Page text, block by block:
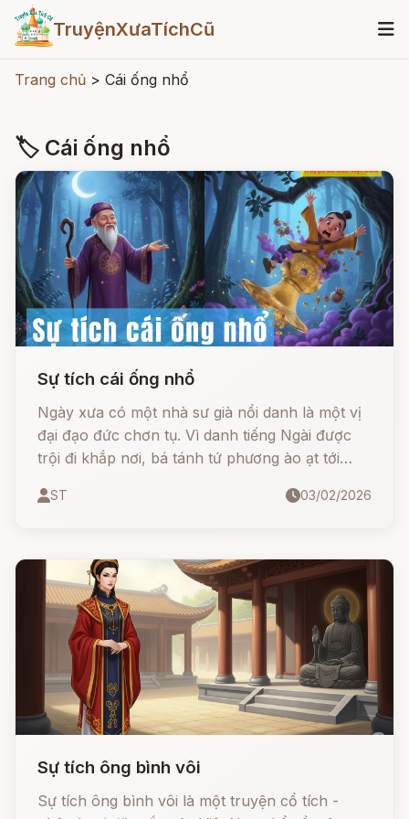
TruyệnXưaTíchCũ
Trang chủ > Cái ống nhổ
🏷 Cái ống nhổ
Sự tích cái ống nhổ
Ngày xưa có một nhà sư già nổi danh là một vị
đại đạo đức chơn tụ. Vì danh tiếng Ngài được
trội đi khắp nơi, bá tánh tứ phương ào ạt tới
kia, Ngài quyết định đi vào rừng thẳm ẩn dật tu
tử quyền tự do theo thầy hay hồi tục.
ST 03/02/2026
Sự tích ông bình vôi
Sự tích ông bình vôi là một truyện cổ tích -